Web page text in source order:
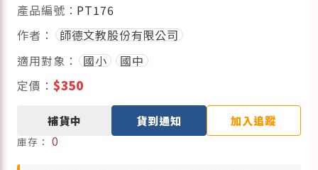
產品編號： PT176
作者：
師德文教股份有限公司
適用對象：
國小
國中
定價： $350
補貨中 貨到通知 加入追蹤
庫存： 0